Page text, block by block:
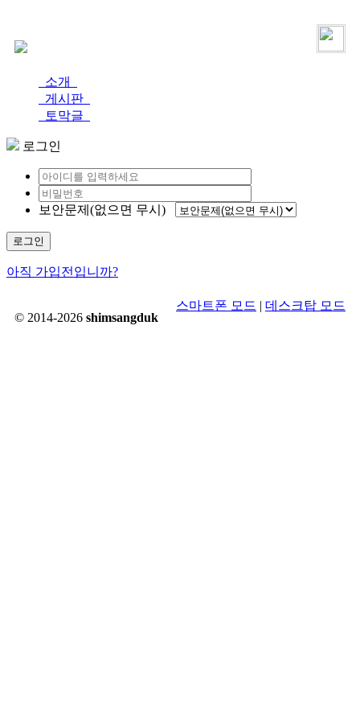
소개
게시판
토막글
로그인
보안문제(없으면 무시)
로그인
아직 가입전입니까?
© 2014-2026 shimsangduk
스마트폰 모드 | 데스크탑 모드